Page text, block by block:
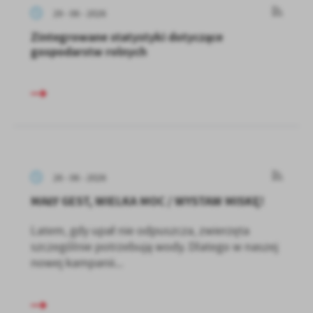
29 - 06 - 2026
Zintegrowane statystyki dotyczące
gospodarstw rolnych
26 - 06 - 2026
MAŁY GEST, WIELKA MOC / WYSTAW MISKĘ!
Latem, gdy upał nie odpuszcza, zwierzęta
szczególnie potrzebują wody. Dlatego w naszej
nowej kampanii...